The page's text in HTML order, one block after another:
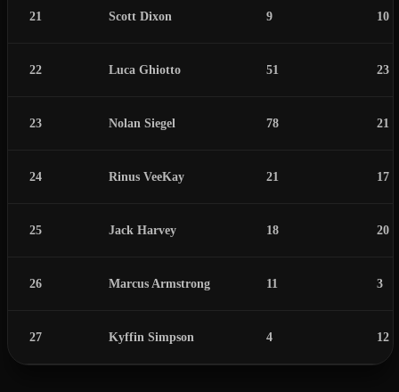
21 Scott Dixon 9 10
22 Luca Ghiotto 51 23
23 Nolan Siegel 78 21
24 Rinus VeeKay 21 17
25 Jack Harvey 18 20
26 Marcus Armstrong 11 3
27 Kyffin Simpson 4 12